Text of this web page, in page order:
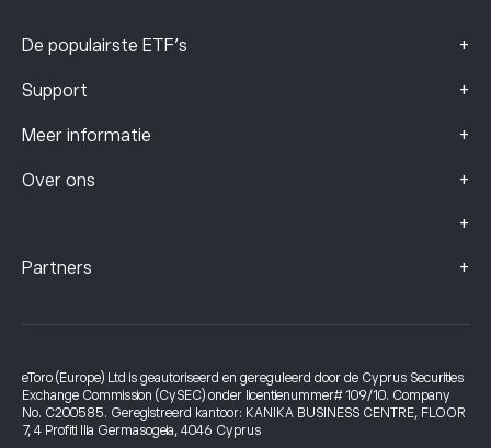
De populairste ETF's +
Support +
Meer informatie +
Over ons +
+
Partners +
eToro (Europe) Ltd is geautoriseerd en gereguleerd door de Cyprus Securities
Exchange Commission (CySEC) onder licentienummer# 109/10. Company
No. C200585. Geregistreerd kantoor: KANIKA BUSINESS CENTRE, FLOOR
7, 4 Profiti Ilia Germasogeia, 4046 Cyprus